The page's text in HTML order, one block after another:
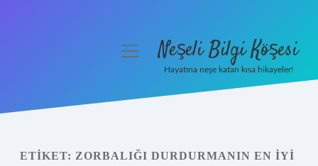
Yasal Uyarı
menüyüNeşeli Bilgi Köşesi
Hayatına neşe katan kısa hikayeler!
ETIKET: ZORBALIĞI DURDURMANIN EN IYI